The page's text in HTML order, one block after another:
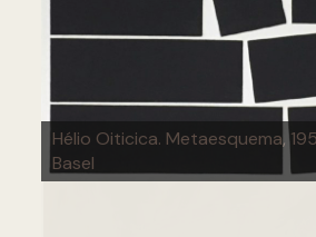
Hélio Oiticica. Metaesquema,
Basel